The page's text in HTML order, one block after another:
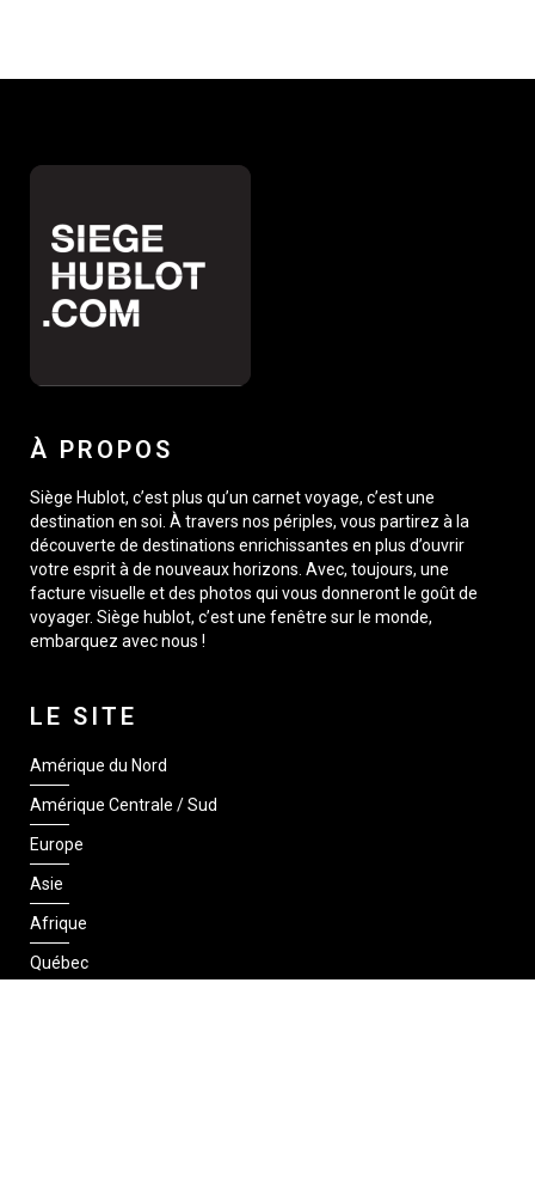
À PROPOS
Siège Hublot, c’est plus qu’un carnet voyage, c’est une
destination en soi. À travers nos périples, vous partirez à la
découverte de destinations enrichissantes en plus d’ouvrir
votre esprit à de nouveaux horizons. Avec, toujours, une
facture visuelle et des photos qui vous donneront le goût de
voyager. Siège hublot, c’est une fenêtre sur le monde,
embarquez avec nous !
LE SITE
Amérique du Nord
Amérique Centrale / Sud
Europe
Asie
Afrique
Québec